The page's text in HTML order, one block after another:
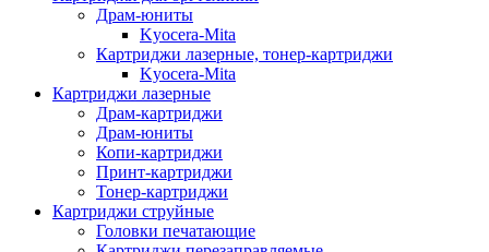
Драм-юниты
Kyocera-Mita
Картриджи лазерные, тонер-картриджи
Kyocera-Mita
Картриджи лазерные
Драм-картриджи
Драм-юниты
Копи-картриджи
Принт-картриджи
Тонер-картриджи
Картриджи струйные
Головки печатающие